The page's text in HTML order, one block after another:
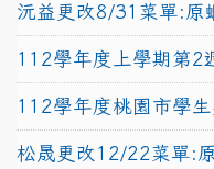
沅益更改8/31菜單:原
112學年度上學期第2
112學年度桃園市學
松晟更改12/22菜單: